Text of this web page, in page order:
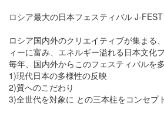
ロシア最大の日本フェスティバル J-FEST
ロシア国内外のクリエイティブが集まる
ィーに富み、エネルギー溢れる日本文化
毎年、国内外からこのフェスティバルを
1)現代日本の多様性の反映
2)質へのこだわり
3)全世代を対象に との三本柱をコンセプ